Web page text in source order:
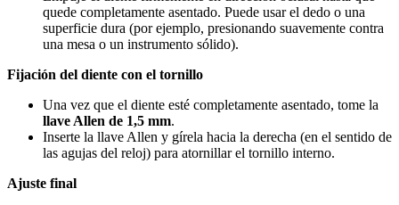
quede completamente asentado. Puede usar el dedo o una
superficie dura (por ejemplo, presionando suavemente contra
una mesa o un instrumento sólido).
Fijación del diente con el tornillo
Una vez que el diente esté completamente asentado, tome la
llave Allen de 1,5 mm.
Inserte la llave Allen y gírela hacia la derecha (en el sentido de
las agujas del reloj) para atornillar el tornillo interno.
Ajuste final